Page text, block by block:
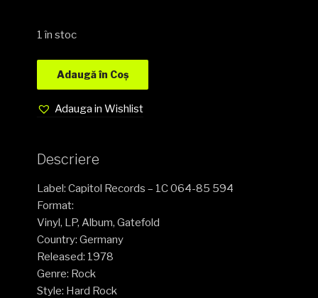
1 în stoc
Adaugă în Coș
Adauga in Wishlist
Descriere
Label: Capitol Records – 1C 064-85 594
Format:
Vinyl, LP, Album, Gatefold
Country: Germany
Released: 1978
Genre: Rock
Style: Hard Rock